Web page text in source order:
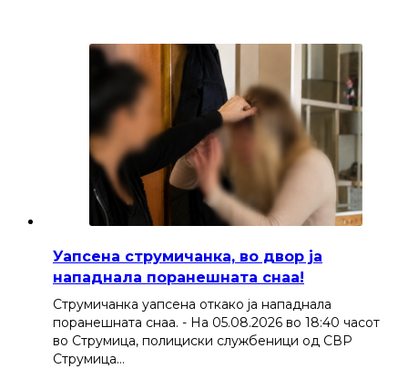
Уапсена струмичанка, во двор ја
нападнала поранешната снаа!
Струмичанка уапсена откако ја нападнала
поранешната снаа. - На 05.08.2026 во 18:40 часот
во Струмица, полициски службеници од СВР
Струмица…